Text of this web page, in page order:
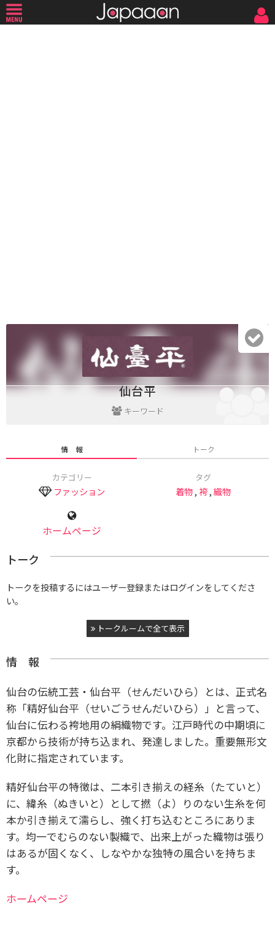
仙台平
キーワード
情 報 トーク
カテゴリー
ファッション
タグ
着物, 袴,織物
ホームページ
トーク
トークを投稿するにはユーザー登録またはログインをしてくださ
い。
トークルームで全て表示
情 報
仙台の伝統工芸・仙台平（せんだいひら）とは、正式名
称「精好仙台平（せいごうせんだいひら）」と言って、
仙台に伝わる袴地用の絹織物です。江戸時代の中期頃に
京都から技術が持ち込まれ、発達しました。重要無形文
化財に指定されています。
精好仙台平の特徴は、二本引き揃えの経糸（たていと）
に、緯糸（ぬきいと）として撚（よ）りのない生糸を何
本か引き揃えて濡らし、強く打ち込むところにありま
す。均一でむらのない製織で、出来上がった織物は張り
はあるが固くなく、しなやかな独特の風合いを持ちま
す。
ホームページ